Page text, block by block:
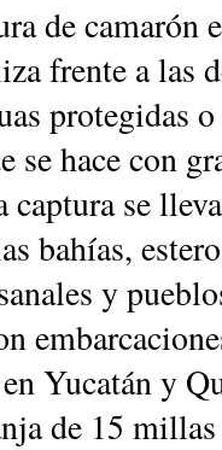
de
fren­te a las
pro­te­gi­das
se ha­ce con
cap­tu­ra se
ba­hías,
y
Yu­ca­tán y
de 15